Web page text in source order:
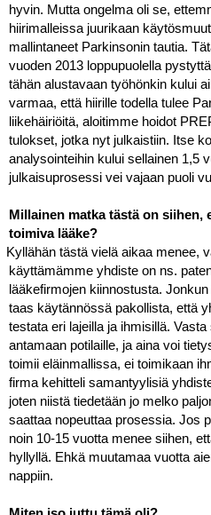
hyvin. Mutta ongelma oli se,
hiirimalleissa juurikaan
mallintaneet Parkinsonin tautia.
vuoden 2013 loppupuolella
tähän alustavaan työhönkin kului
varmaa, että hiirille todella tulee
liikehäiriöitä, aloitimme hoidot
tulokset, jotka nyt julkaistiin. Itse
analysointeihin kului sellainen 1,5
julkaisuprosessi vei vajaan puoli
Millainen matka tästä on siihen,
toimiva lääke?
Kyllähän tästä vielä aikaa menee,
käyttämämme yhdiste on ns.
lääkefirmojen kiinnostusta.
taas käytännössä pakollista, että
testata eri lajeilla ja ihmisillä.
antamaan potilaille, ja aina voi
toimii eläinmallissa, ei toimikaan
firma kehitteli samantyylisiä
joten niistä tiedetään jo melko
saattaa nopeuttaa prosessia. Jos
noin 10-15 vuotta menee siihen,
hyllyllä. Ehkä muutamaa vuotta
nappiin.